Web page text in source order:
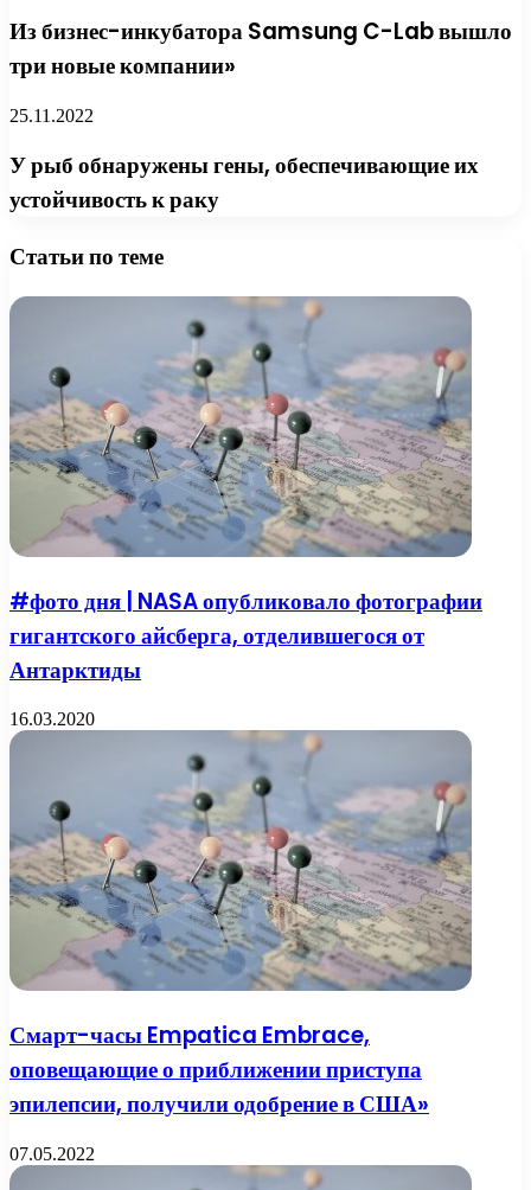
Из бизнес-инкубатора Samsung C-Lab вышло
три новые компании»
25.11.2022
У рыб обнаружены гены, обеспечивающие их
устойчивость к раку
Статьи по теме
#фото дня | NASA опубликовало фотографии
гигантского айсберга, отделившегося от
Антарктиды
16.03.2020
Смарт-часы Empatica Embrace,
оповещающие о приближении приступа
эпилепсии, получили одобрение в США»
07.05.2022